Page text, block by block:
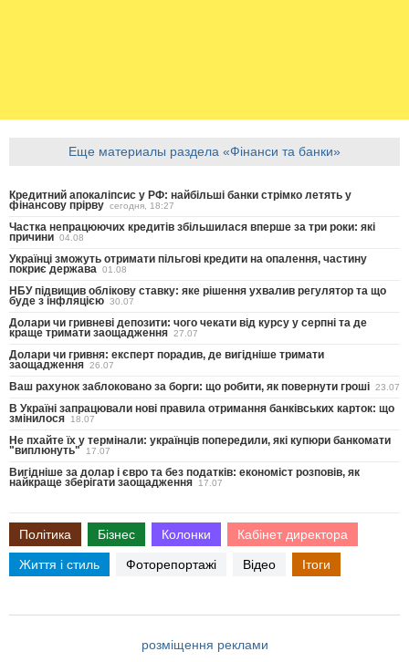
Еще материалы раздела «Фінанси та банки»
Кредитний апокаліпсис у РФ: найбільші банки стрімко летять у
фінансову прірву сегодня, 18:27
Частка непрацюючих кредитів збільшилася вперше за три роки: які
причини 04.08
Українці зможуть отримати пільгові кредити на опалення, частину
покриє держава 01.08
НБУ підвищив облікову ставку: яке рішення ухвалив регулятор та що
буде з інфляцією 30.07
Долари чи гривневі депозити: чого чекати від курсу у серпні та де
краще тримати заощадження 27.07
Долари чи гривня: експерт порадив, де вигідніше тримати
заощадження 26.07
Ваш рахунок заблоковано за борги: що робити, як повернути гроші 23.07
В Україні запрацювали нові правила отримання банківських карток: що
змінилося 18.07
Не пхайте їх у термінали: українців попередили, які купюри банкомати
"виплюнуть" 17.07
Вигідніше за долар і євро та без податків: економіст розповів, як
найкраще зберігати заощадження 17.07
Політика Бізнес Колонки Кабінет директора
Життя і стиль Фоторепортажі Відео Ітоги
розміщення реклами